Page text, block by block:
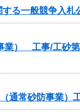
する一般競争入札
業） 工事/工砂
通常砂防事業）